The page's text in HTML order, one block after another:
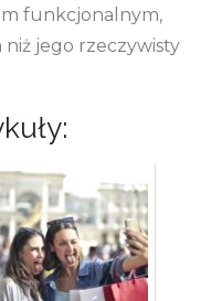
funkcjonalnym,
niż jego rzeczywisty